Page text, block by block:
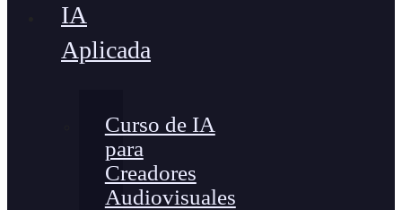
IA
Aplicada
Curso de IA
para
Creadores
Audiovisuales